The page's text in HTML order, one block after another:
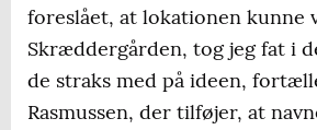
foreslået, at lokationen kunne
Skræddergården, tog jeg fat i
de straks med på ideen,
Rasmussen, der tilføjer, at